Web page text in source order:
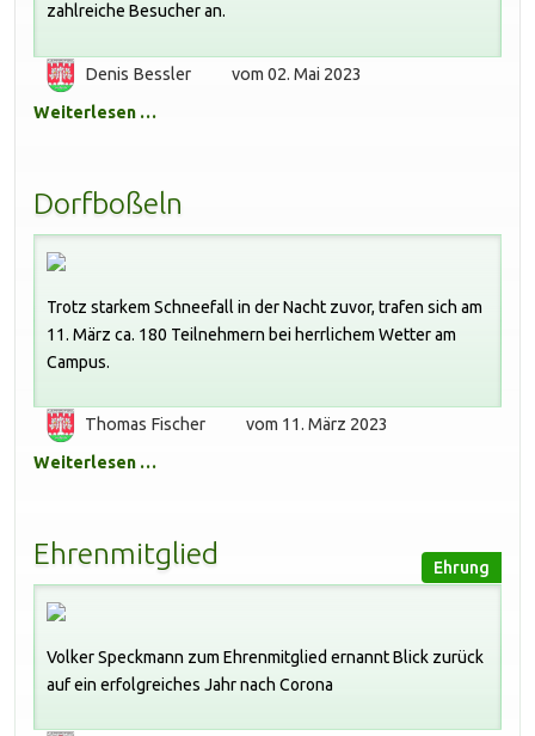
zahlreiche Besucher an.
Denis Bessler vom 02. Mai 2023
Weiterlesen …
Dorfboßeln
Trotz starkem Schneefall in der Nacht zuvor, trafen sich am
11. März ca. 180 Teilnehmern bei herrlichem Wetter am
Campus.
Thomas Fischer vom 11. März 2023
Weiterlesen …
Ehrung
Ehrenmitglied
Volker Speckmann zum Ehrenmitglied ernannt Blick zurück
auf ein erfolgreiches Jahr nach Corona